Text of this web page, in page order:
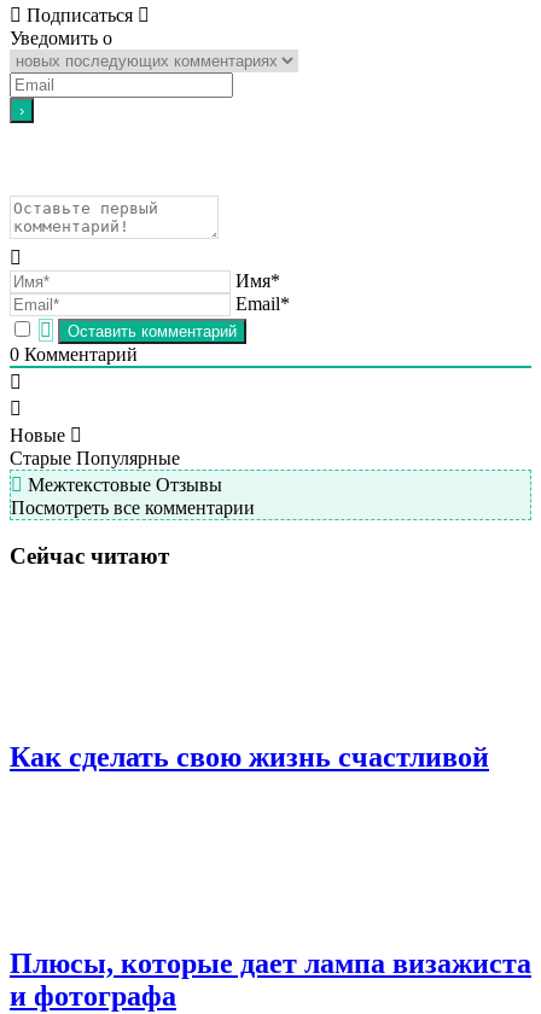
Подписаться
Уведомить о
Имя*
Email*
0 Комментарий
Новые
Старые Популярные
Межтекстовые Отзывы
Посмотреть все комментарии
Сейчас читают
Как сделать свою жизнь счастливой
Плюсы, которые дает лампа визажиста
и фотографа